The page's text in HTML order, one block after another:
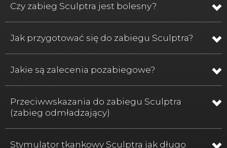
Czy zabieg Sculptra jest bolesny?
Jak przygotować się do zabiegu Sculptra?
Jakie są zalecenia pozabiegowe?
Przeciwwskazania do zabiegu Sculptra
(zabieg odmładzający)
Stymulator tkankowy Sculptra jak długo